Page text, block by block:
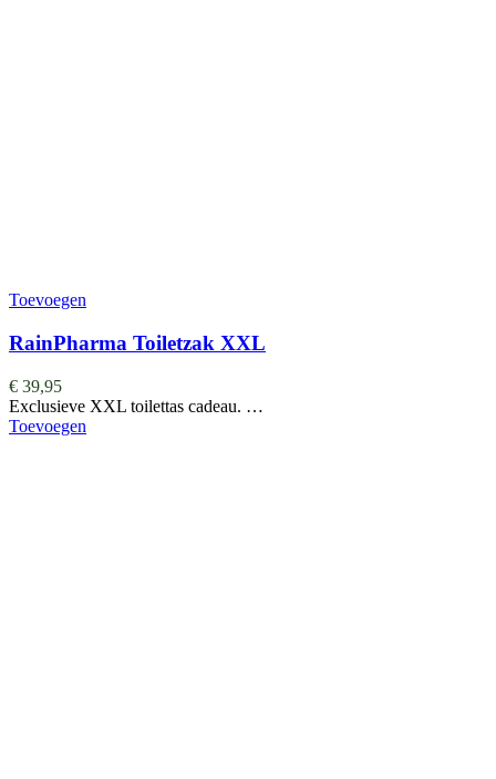
Toevoegen
RainPharma Toiletzak XXL
€ 39,95
Exclusieve XXL toilettas cadeau. …
Toevoegen